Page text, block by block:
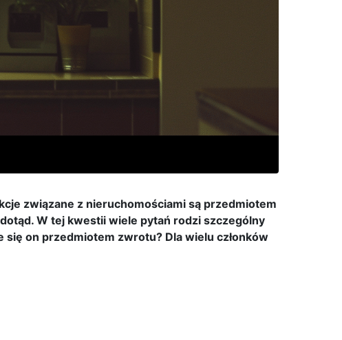
związane z nieruchomościami są przedmiotem
W tej kwestii wiele pytań rodzi szczególny
się on przedmiotem zwrotu? Dla wielu członków